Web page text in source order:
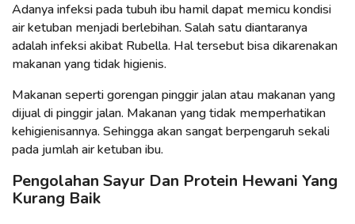
Adanya infeksi pada tubuh ibu hamil dapat memicu kondisi
air ketuban menjadi berlebihan. Salah satu diantaranya
adalah infeksi akibat Rubella. Hal tersebut bisa dikarenakan
makanan yang tidak higienis.
Makanan seperti gorengan pinggir jalan atau makanan yang
dijual di pinggir jalan. Makanan yang tidak memperhatikan
kehigienisannya. Sehingga akan sangat berpengaruh sekali
pada jumlah air ketuban ibu.
Pengolahan Sayur Dan Protein Hewani Yang
Kurang Baik